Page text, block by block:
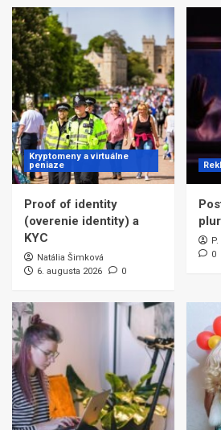
Kryptomeny a virtuálne
peniaze
Proof of identity
(overenie identity) a
KYC
Natália Šimková
6. augusta 2026
0
0